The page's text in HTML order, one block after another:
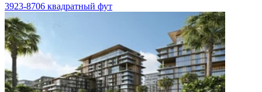
3923-8706 квадратный фут